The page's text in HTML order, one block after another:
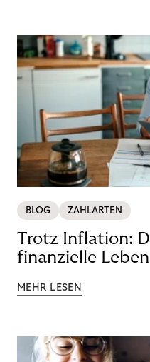
BLOG ZAHLARTEN
Trotz Inflation:
finanzielle
MEHR LESEN